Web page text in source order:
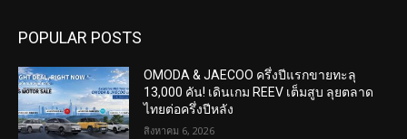
POPULAR POSTS
OMODA & JAECOO ครึ่งปีแรกขายทะลุ
13,000 คัน! เดินเกม REEV เต็มสูบ ลุยตลาด
ไทยต่อครึ่งปีหลัง
สิงหาคม 6, 2026